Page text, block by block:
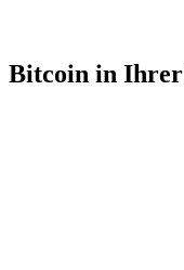
Bitcoin in Ihrer